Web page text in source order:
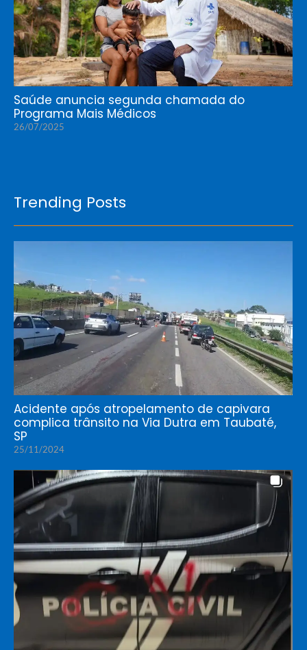
Saúde anuncia segunda chamada do
Programa Mais Médicos
26/07/2025
Trending Posts
Acidente após atropelamento de capivara
complica trânsito na Via Dutra em Taubaté,
SP
25/11/2024